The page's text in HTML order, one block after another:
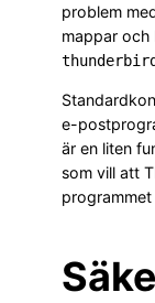
problem
mappar och
e-
är en liten
som vill att